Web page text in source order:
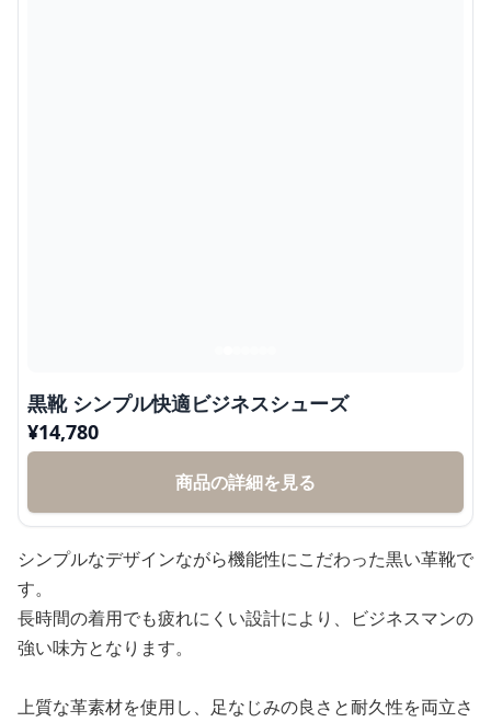
黒靴 シンプル快適ビジネスシューズ
¥14,780
商品の詳細を見る
シンプルなデザインながら機能性にこだわった黒い革靴で
す。
長時間の着用でも疲れにくい設計により、ビジネスマンの
強い味方となります。
上質な革素材を使用し、足なじみの良さと耐久性を両立さ